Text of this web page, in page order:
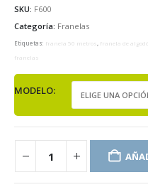
SKU: F600
Categoría: Franelas
Etiquetas: franela 50 metros , franela de
franelas
MODELO